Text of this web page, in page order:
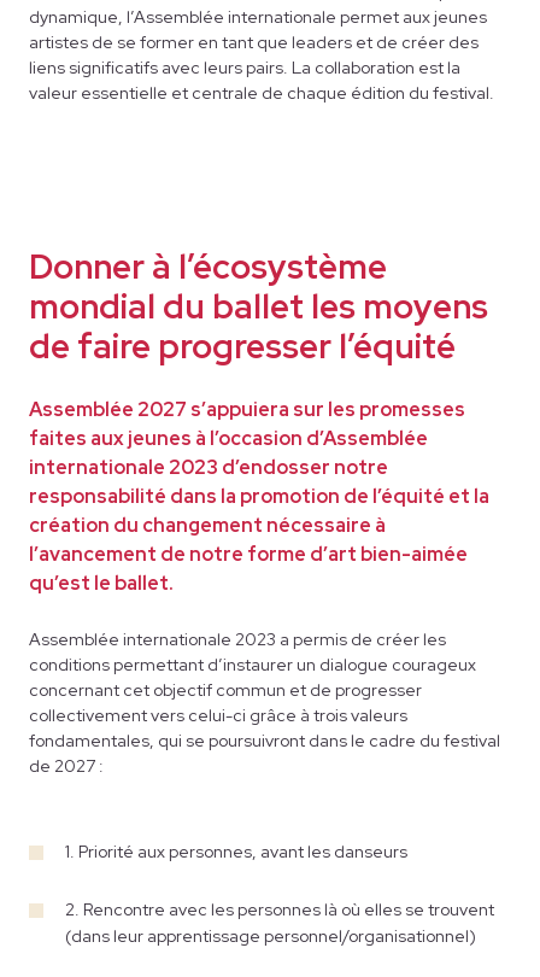
dynamique, l’Assemblée internationale permet aux jeunes
artistes de se former en tant que leaders et de créer des
liens significatifs avec leurs pairs. La collaboration est la
valeur essentielle et centrale de chaque édition du festival.
Donner à l’écosystème
mondial du ballet les moyens
de faire progresser l’équité
Assemblée 2027 s’appuiera sur les promesses
faites aux jeunes à l’occasion d’Assemblée
internationale 2023 d’endosser notre
responsabilité dans la promotion de l’équité et la
création du changement nécessaire à
l’avancement de notre forme d’art bien-aimée
qu’est le ballet.
Assemblée internationale 2023 a permis de créer les
conditions permettant d’instaurer un dialogue courageux
concernant cet objectif commun et de progresser
collectivement vers celui-ci grâce à trois valeurs
fondamentales, qui se poursuivront dans le cadre du festival
de 2027 :
1. Priorité aux personnes, avant les danseurs
2. Rencontre avec les personnes là où elles se trouvent
(dans leur apprentissage personnel/organisationnel)